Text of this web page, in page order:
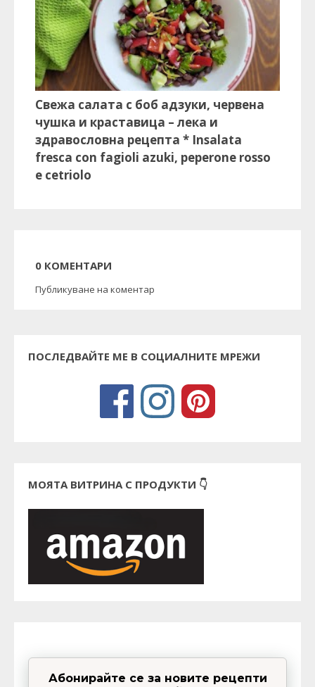
Свежа салата с боб адзуки, червена
чушка и краставица – лека и
здравословна рецепта * Insalata
fresca con fagioli azuki, peperone rosso
e cetriolo
0 КОМЕНТАРИ
Публикуване на коментар
ПОСЛЕДВАЙТЕ МЕ В СОЦИАЛНИТЕ МРЕЖИ
МОЯТА ВИТРИНА С ПРОДУКТИ 👇
Абонирайте се за новите рецепти